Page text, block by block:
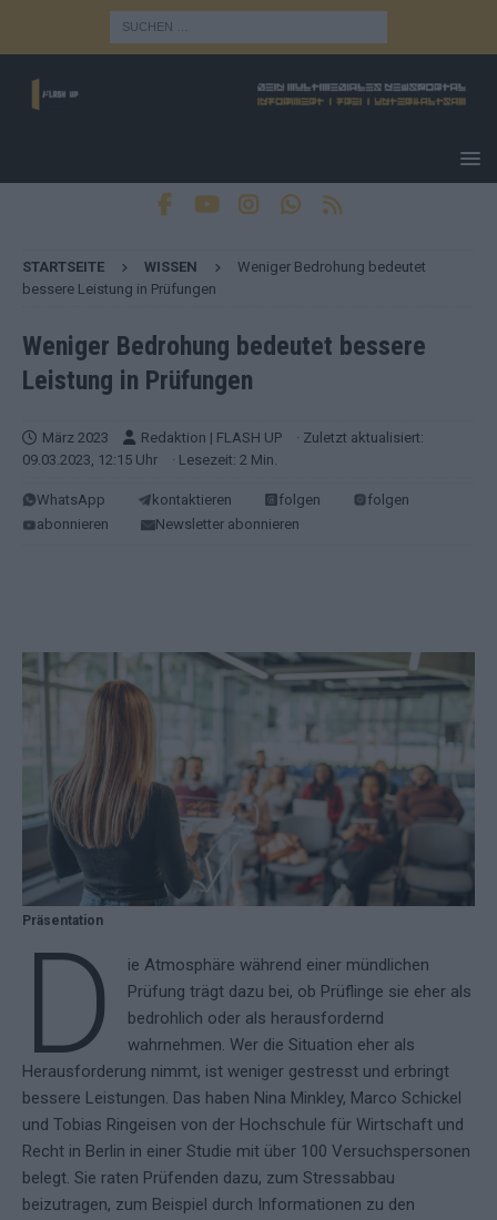
STARTSEITE WISSEN
Weniger Bedrohung bedeutet
bessere Leistung in Prüfungen
Weniger Bedrohung bedeutet bessere
Leistung in Prüfungen
März 2023 Redaktion | FLASH UP
· Zuletzt aktualisiert:
09.03.2023, 12:15 Uhr
· Lesezeit: 2 Min.
WhatsApp kontaktieren folgen
folgen
abonnieren
Newsletter abonnieren
Präsentation
D
ie Atmosphäre während einer mündlichen
Prüfung trägt dazu bei, ob Prüflinge sie eher als
bedrohlich oder als herausfordernd
wahrnehmen. Wer die Situation eher als
Herausforderung nimmt, ist weniger gestresst und erbringt
bessere Leistungen. Das haben Nina Minkley, Marco Schickel
und Tobias Ringeisen von der Hochschule für Wirtschaft und
Recht in Berlin in einer Studie mit über 100 Versuchspersonen
belegt. Sie raten Prüfenden dazu, zum Stressabbau
beizutragen, zum Beispiel durch Informationen zu den